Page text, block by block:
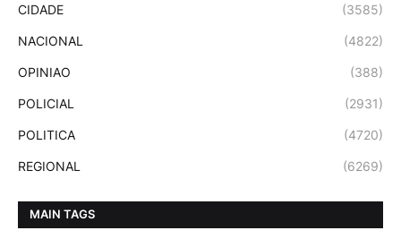
CIDADE (3585)
NACIONAL (4822)
OPINIAO (388)
POLICIAL (2931)
POLITICA (4720)
REGIONAL (6269)
MAIN TAGS